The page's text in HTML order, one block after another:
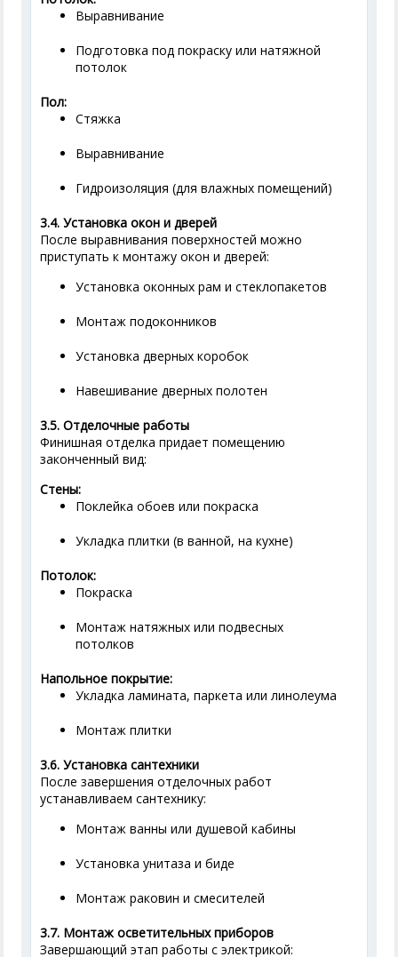
Выравнивание
Подготовка под покраску или натяжной
потолок
Пол:
Стяжка
Выравнивание
Гидроизоляция (для влажных помещений)
3.4. Установка окон и дверей
После выравнивания поверхностей можно
приступать к монтажу окон и дверей:
Установка оконных рам и стеклопакетов
Монтаж подоконников
Установка дверных коробок
Навешивание дверных полотен
3.5. Отделочные работы
Финишная отделка придает помещению
законченный вид:
Стены:
Поклейка обоев или покраска
Укладка плитки (в ванной, на кухне)
Потолок:
Покраска
Монтаж натяжных или подвесных
потолков
Напольное покрытие:
Укладка ламината, паркета или линолеума
Монтаж плитки
3.6. Установка сантехники
После завершения отделочных работ
устанавливаем сантехнику:
Монтаж ванны или душевой кабины
Установка унитаза и биде
Монтаж раковин и смесителей
3.7. Монтаж осветительных приборов
Завершающий этап работы с электрикой: